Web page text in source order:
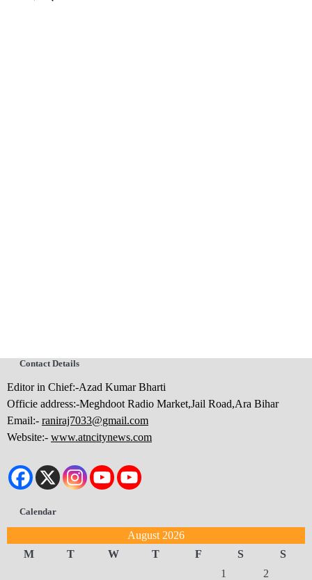
Contact Details
Editor in Chief:-Azad Kumar Bharti
Officie address:-Meghdoot Radio Market,Jail Road,Ara Bihar
Email:- raniraj7033@gmail.com
Website:- www.atncitynews.com
Calendar
August 2026
M
T W T F S
S
1
2